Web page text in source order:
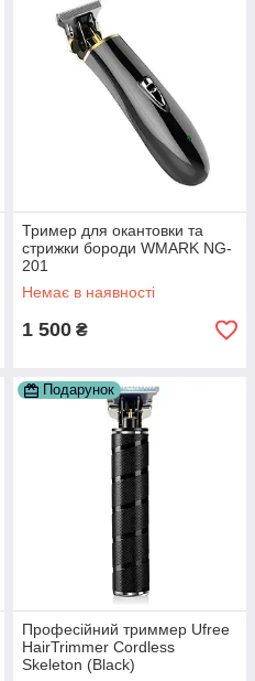
Тример для окантовки та
стрижки бороди WMARK NG-
201
Немає в наявності
1 500 ₴
Подарунок
Професійний триммер Ufree
HairTrimmer Cordless
Skeleton (Black)